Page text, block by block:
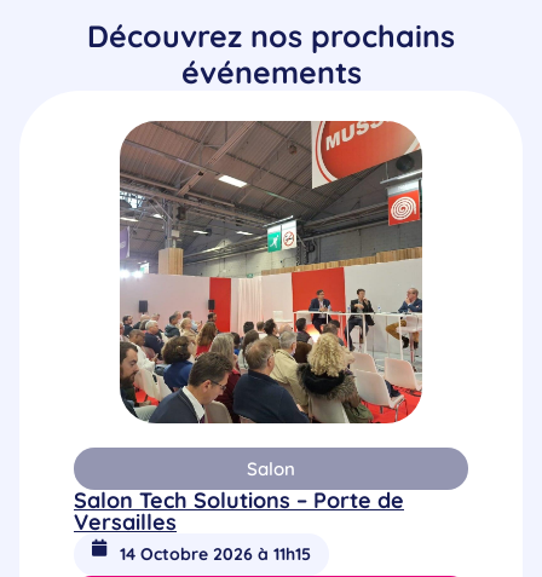
Découvrez nos prochains
événements
Salon
Salon Tech Solutions – Porte de
Versailles
14 Octobre 2026 à 11h15